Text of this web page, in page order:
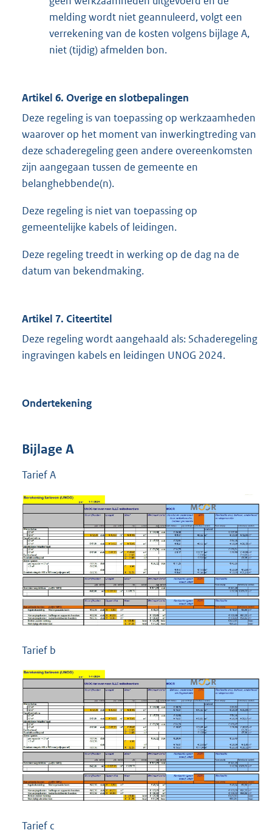
melding wordt niet geannuleerd, volgt een
verrekening van de kosten volgens bijlage A,
niet (tijdig) afmelden bon.
Artikel 6. Overige en slotbepalingen
Deze regeling is van toepassing op werkzaamheden
waarover op het moment van inwerkingtreding van
deze schaderegeling geen andere overeenkomsten
zijn aangegaan tussen de gemeente en
belanghebbende(n).
Deze regeling is niet van toepassing op
gemeentelijke kabels of leidingen.
Deze regeling treedt in werking op de dag na de
datum van bekendmaking.
Artikel 7. Citeertitel
Deze regeling wordt aangehaald als: Schaderegeling
ingravingen kabels en leidingen UNOG 2024.
Ondertekening
Bijlage A
Tarief A
Tarief b
Tarief c